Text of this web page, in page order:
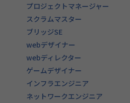
プロジェクトマネージャー
スクラムマスター
ブリッジSE
webデザイナー
webディレクター
ゲームデザイナー
インフラエンジニア
ネットワークエンジニア